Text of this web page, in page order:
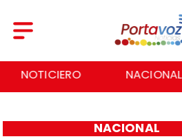
NACIONAL REGIONES
NACIONAL